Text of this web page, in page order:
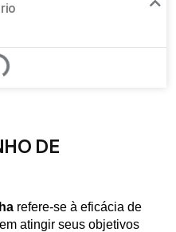
DE
refere-se à eficácia de
atingir seus objetivos